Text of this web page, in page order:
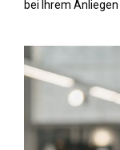
bei Ihrem Anliegen